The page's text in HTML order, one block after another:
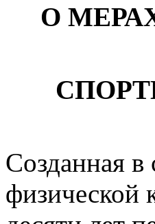
О
Созданная в
физической